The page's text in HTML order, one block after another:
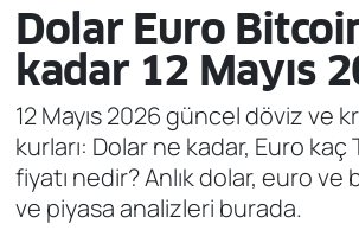
Dolar Euro
kadar 12 Mayıs
12 Mayıs 2026 güncel döviz ve
kurları: Dolar ne kadar, Euro kaç
fiyatı nedir? Anlık dolar, euro ve
ve piyasa analizleri burada.
Asayiş
Bilim ve Teknoloji
Bölge
Dünya
Tüm Manşetler
Son Dakika Haberleri
Haber Arşivi